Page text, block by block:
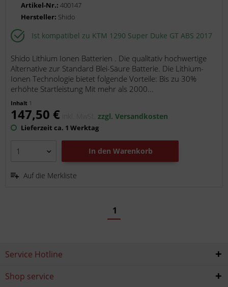
Artikel-Nr.:400147
Hersteller: Shido
Ist kompatibel zu KTM 1290 Super Duke GT ABS 2017
Shido Lithium Ionen Batterien . Die qualitativ hochwertige
Alternative zur Standard Blei-Säure Batterie. Die Lithium-
Ionen Technologie bietet folgende Vorteile: Bis zu 30%
erhöhte Startleistung Mit mehr als 2000...
Inhalt 1
147,50 € inkl. MwSt.zzgl. Versandkosten
Lieferzeit ca. 1 Werktag
In den Warenkorb
Auf die Merkliste
1
Service Hotline
Shop service